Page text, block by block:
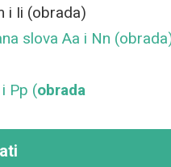
i Ii (obrada)
slova Aa i Nn
Pp (obrada